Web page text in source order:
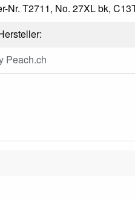
Nr. T2711, No. 27XL bk,
Peach.ch